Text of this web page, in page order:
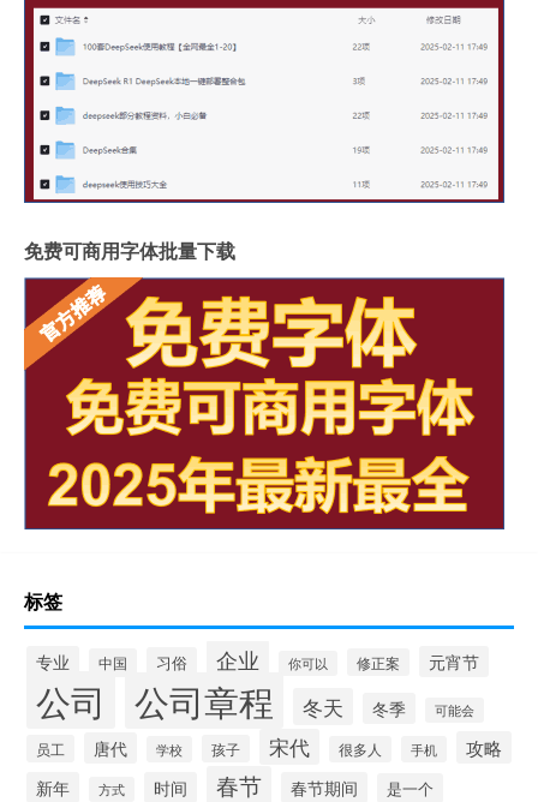
免费可商用字体批量下载
标签
专业 中国 习俗 企业 你可以 修正案 元宵节
公司 公司章程 冬天 冬季 可能会
员工 唐代 学校 孩子 宋代 很多人 手机 攻略
新年 方式 时间 春节 春节期间 是一个